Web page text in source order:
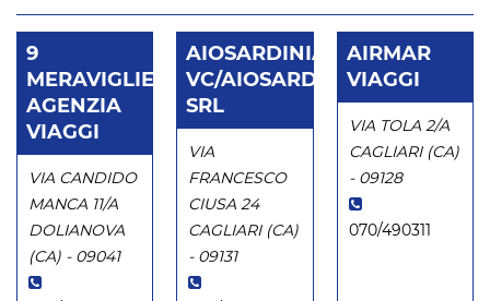
9
MERAVIGLIE
AGENZIA
VIAGGI
VIA CANDIDO
MANCA 11/A
DOLIANOVA
(CA) - 09041
AIOSARDINIA
VC/AIOSARDEGNA
SRL
VIA
FRANCESCO
CIUSA 24
CAGLIARI (CA)
- 09131
AIRMAR
VIAGGI
VIA TOLA 2/A
CAGLIARI (CA)
- 09128
070/490311